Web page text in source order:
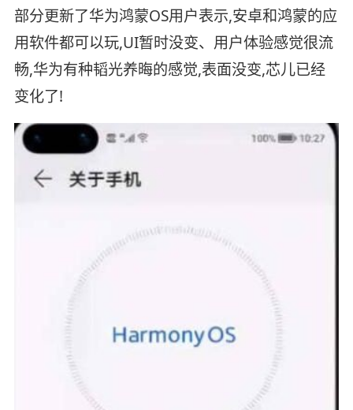
部分更新了华为鸿蒙OS用户表示,安卓和鸿蒙的应
用软件都可以玩,UI暂时没变、用户体验感觉很流
畅,华为有种韬光养晦的感觉,表面没变,芯儿已经
变化了!